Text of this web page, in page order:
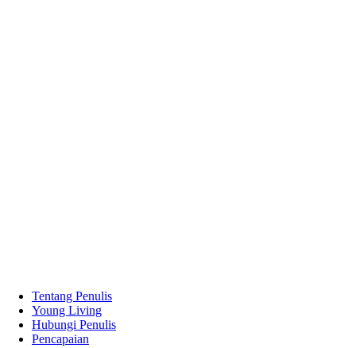
Tentang Penulis
Young Living
Hubungi Penulis
Pencapaian